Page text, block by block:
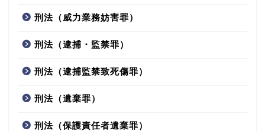
刑法（威力業務妨害罪）
刑法（逮捕・監禁罪）
刑法（逮捕監禁致死傷罪）
刑法（遺棄罪）
刑法（保護責任者遺棄罪）